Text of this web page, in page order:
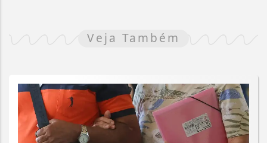
Veja Também